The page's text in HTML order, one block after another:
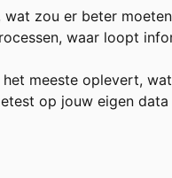
zou er beter
waar loopt
meeste oplevert,
op jouw eigen